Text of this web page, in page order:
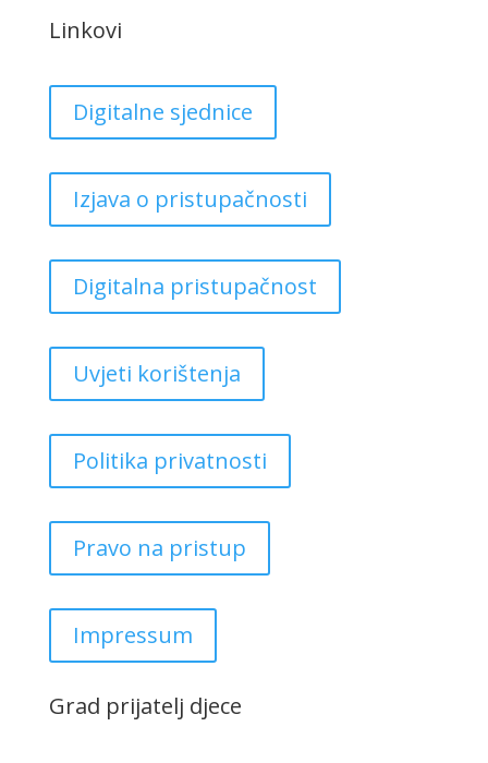
Linkovi
Digitalne sjednice
Izjava o pristupačnosti
Digitalna pristupačnost
Uvjeti korištenja
Politika privatnosti
Pravo na pristup
Impressum
Grad prijatelj djece